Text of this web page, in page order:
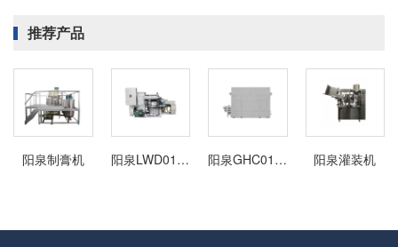
推荐产品
阳泉制膏机 阳泉LWD01 螺纹机 阳泉GHC01 金属管固化炉(燃气) 阳泉灌装机